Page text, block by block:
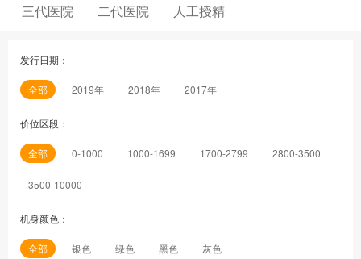
三代医院 二代医院 人工授精
发行日期：
全部 2019年 2018年 2017年
价位区段：
全部 0-1000 1000-1699 1700-2799 2800-3500
3500-10000
机身颜色：
全部 银色 绿色 黑色 灰色